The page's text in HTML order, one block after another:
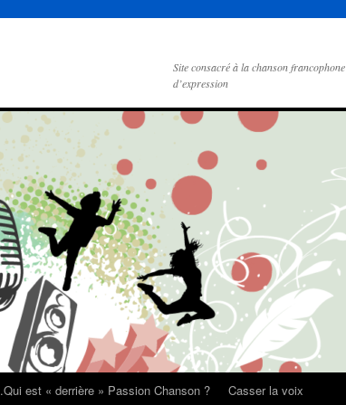
Site consacré à la chanson francophone
d’expression
.Qui est « derrière » Passion Chanson ?
Casser la voix